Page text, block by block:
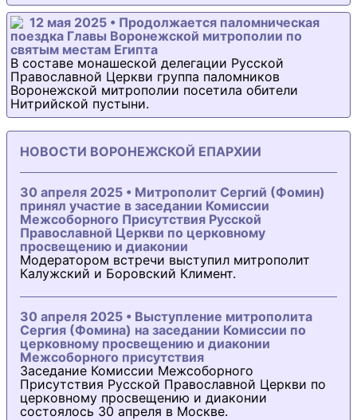
12 мая 2025 • Продолжается паломническая
поездка Главы Воронежской митрополии по
святым местам Египта
В составе монашеской делегации Русской
Православной Церкви группа паломников
Воронежской митрополии посетила обители
Нитрийской пустыни.
НОВОСТИ ВОРОНЕЖСКОЙ ЕПАРХИИ
30 апреля 2025 • Митрополит Сергий (Фомин)
принял участие в заседании Комиссии
Межсоборного Присутствия Русской
Православной Церкви по церковному
просвещению и диаконии
Модератором встречи выступил митрополит
Калужский и Боровский Климент.
30 апреля 2025 • Выступление митрополита
Сергия (Фомина) на заседании Комиссии по
церковному просвещению и диаконии
Межсоборного присутствия
Заседание Комиссии Межсоборного
Присутствия Русской Православной Церкви по
церковному просвещению и диаконии
состоялось 30 апреля в Москве.